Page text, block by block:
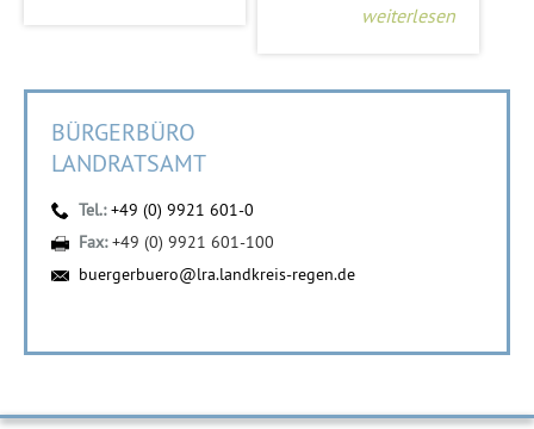
weiterlesen
BÜRGERBÜRO
LANDRATSAMT
Tel.:+49 (0) 9921 601-0
Fax:+49 (0) 9921 601-100
buergerbuero@lra.landkreis-regen.de